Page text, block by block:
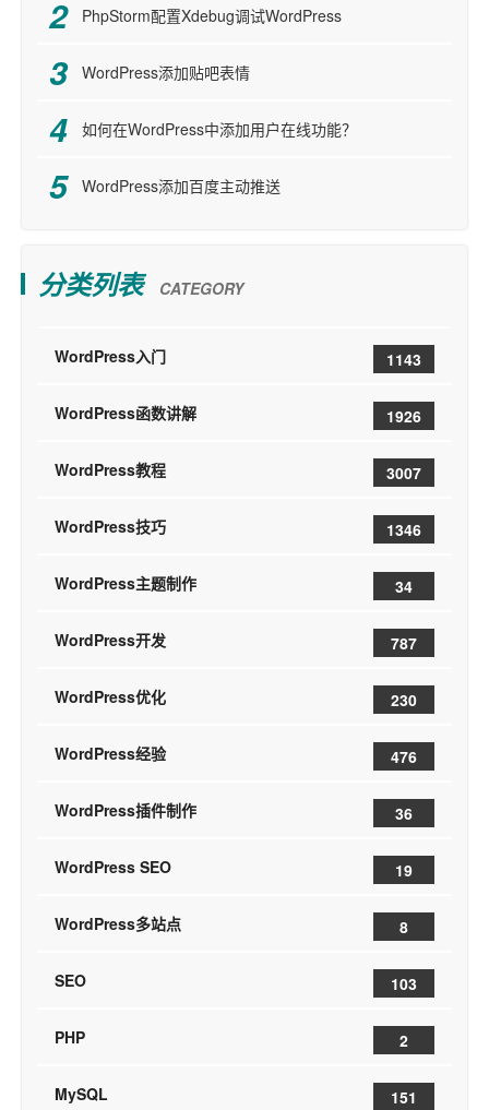
PhpStorm配置Xdebug调试WordPress
WordPress添加贴吧表情
如何在WordPress中添加用户在线功能？
WordPress添加百度主动推送
分类列表 CATEGORY
WordPress入门 1143
WordPress函数讲解 1926
WordPress教程 3007
WordPress技巧 1346
WordPress主题制作 34
WordPress开发 787
WordPress优化 230
WordPress经验 476
WordPress插件制作 36
WordPress SEO 19
WordPress多站点 8
SEO 103
PHP 2
MySQL 151